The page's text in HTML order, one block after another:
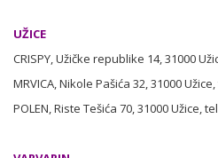
UŽICE
CRISPY, Užičke republike 14, 31000
MRVICA, Nikole Pašića 32, 31000
POLEN, Riste Tešića 70, 31000 Užice,